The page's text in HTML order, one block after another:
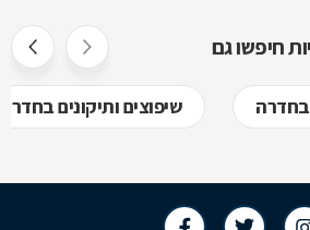
חיפשו גם
בחדרה שיפוצים ותיקונים בחדרה